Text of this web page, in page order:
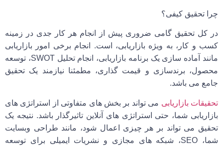
چرا تحقیق کیفی؟
در کل تحقیق گامی ضروری پیش از انجام هر کار جدی در زمینه
کسب و کار، به ویژه بازاریابی، است. انجام برخی امور بازاریابی
مانند آماده سازی یک برنامه بازاریابی، انجام تحلیل SWOT، توسعه
محصول، برندسازی و قیمت گذاری، مطمئنا نیازمند یک تحقیق
جامع می باشد.
تحقیقات بازاریابی می تواند بر بخش های متفاوتی از استراتژی های
بازاریابی شما، حتی استراتژی های آنلاین تاثیرگذار باشد. نتیجه یک
تحقیق می تواند بر هر چیزی اعمال شود، مانند طراحی وبسایت
شما، SEO، شبکه های مجازی و نشریات ایمیلی برای توسعه